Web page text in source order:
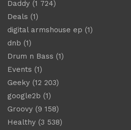
Daddy (1 724)
Deals (1)
digital armshouse ep (1)
dnb (1)
Drum n Bass (1)
Events (1)
Geeky (12 203)
google2b (1)
Groovy (9 158)
Healthy (3 538)